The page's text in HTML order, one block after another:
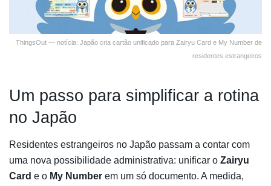
ThingsOut — notícia: Japão cria cartão unificado para Zairyu Card e My Number de
residentes estrangeiros
Um passo para simplificar a rotina
no Japão
Residentes estrangeiros no Japão passam a contar com
uma nova possibilidade administrativa: unificar o Zairyu
Card e o My Number em um só documento. A medida,